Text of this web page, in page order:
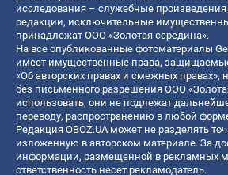
исследования – служебные
редакции, исключительные
принадлежат ООО «Золотая середина».
На все опубликованные фотоматериалы
имеет имущественные права,
«Об авторских правах и смежных правах»,
без письменного разрешения ООО
использовать, они не подлежат
переводу, распространению в любой
Редакция OBOZ.UA может не разделять
изложенную в авторском материале. За
информации, размещенной в рекламных
ответственность несет рекламодатель.